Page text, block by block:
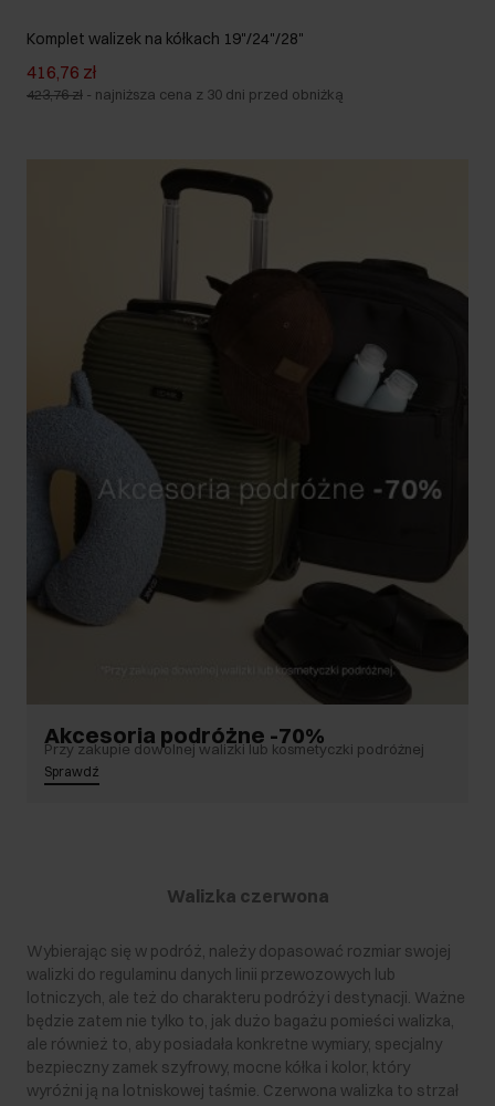
Komplet walizek na kółkach 19"/24"/28"
416,76 zł
423,76 zł - najniższa cena z 30 dni przed obniżką
Akcesoria podróżne -70%
Przy zakupie dowolnej walizki lub kosmetyczki podróżnej
Sprawdź
Walizka czerwona
Wybierając się w podróż, należy dopasować rozmiar swojej
walizki do regulaminu danych linii przewozowych lub
lotniczych, ale też do charakteru podróży i destynacji. Ważne
będzie zatem nie tylko to, jak dużo bagażu pomieści walizka,
ale również to, aby posiadała konkretne wymiary, specjalny
bezpieczny zamek szyfrowy, mocne kółka i kolor, który
wyróżni ją na lotniskowej taśmie. Czerwona walizka to strzał